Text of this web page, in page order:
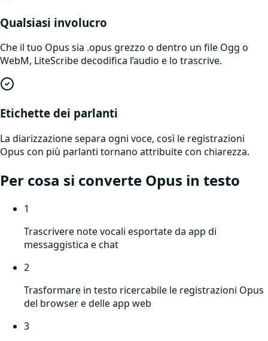
Qualsiasi involucro
Che il tuo Opus sia .opus grezzo o dentro un file Ogg o
WebM, LiteScribe decodifica l’audio e lo trascrive.
Etichette dei parlanti
La diarizzazione separa ogni voce, così le registrazioni
Opus con più parlanti tornano attribuite con chiarezza.
Per cosa si converte Opus in testo
1
Trascrivere note vocali esportate da app di
messaggistica e chat
2
Trasformare in testo ricercabile le registrazioni Opus
del browser e delle app web
3